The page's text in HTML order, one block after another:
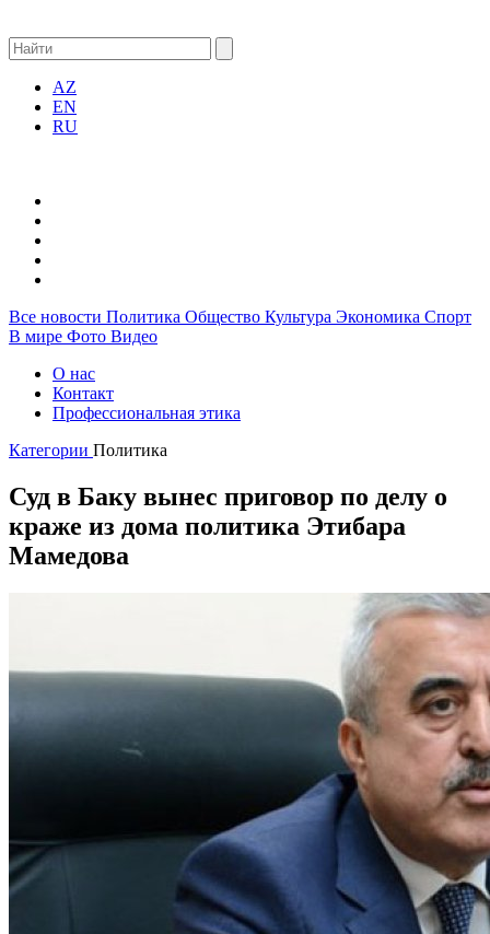
AZ
EN
RU
Все новости Политика Общество Культура Экономика Спорт
В мире Фото Видео
О нас
Контакт
Профессиональная этика
Категории Политика
Суд в Баку вынес приговор по делу о
краже из дома политика Этибара
Мамедова